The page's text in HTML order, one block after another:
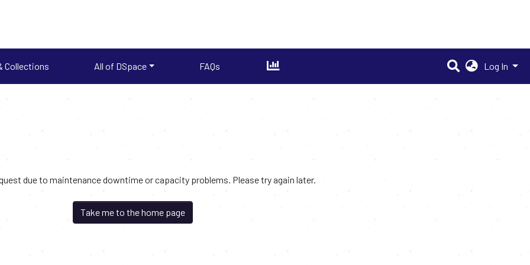
Collections All of DSpace FAQs Log In
due to maintenance downtime or capacity problems. Please try again later.
Take me to the home page